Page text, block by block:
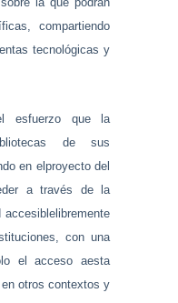
compartiendo
tecnológicas y
esfuerzo que la
de sus
en elproyecto del
a través de la
accesiblelibremente
con una
el acceso aesta
otros contextos y